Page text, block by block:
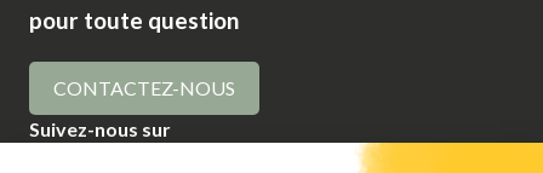
pour toute question
CONTACTEZ-NOUS
Suivez-nous sur